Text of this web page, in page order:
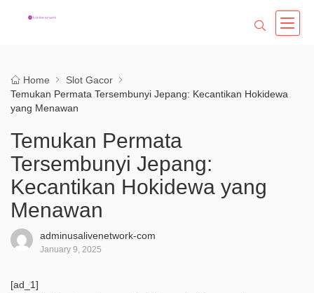
Home
Slot Gacor
Temukan Permata Tersembunyi Jepang: Kecantikan Hokidewa
yang Menawan
Temukan Permata
Tersembunyi Jepang:
Kecantikan Hokidewa yang
Menawan
adminusalivenetwork-com
January 9, 2025
[ad_1]